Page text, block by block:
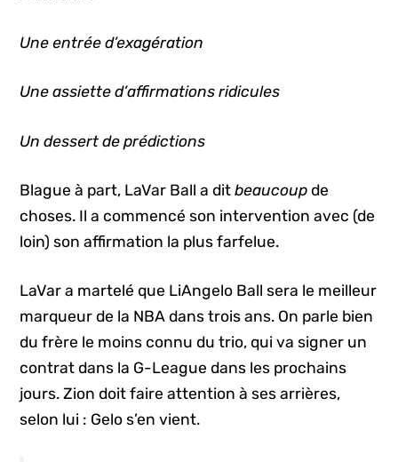
Une entrée d’exagération
Une assiette d’affirmations ridicules
Un dessert de prédictions
Blague à part, LaVar Ball a ditbeaucoupde
choses. Il a commencé son intervention avec (de
loin) son affirmation la plus farfelue.
LaVar a martelé que LiAngelo Ball sera le meilleur
marqueur de la NBA dans trois ans. On parle bien
du frère le moins connu du trio, qui va signer un
contrat dans la G-League dans les prochains
jours. Zion doit faire attention à ses arrières,
selon lui : Gelo s’en vient.